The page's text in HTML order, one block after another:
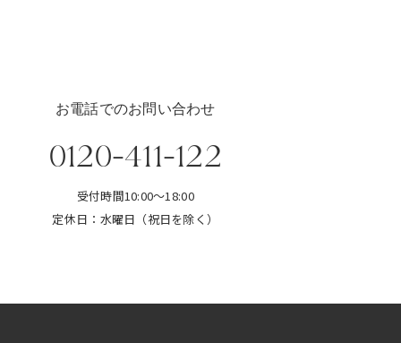
お電話でのお問い合わせ
0120-411-122
受付時間10:00～18:00
定休日：水曜日（祝日を除く）